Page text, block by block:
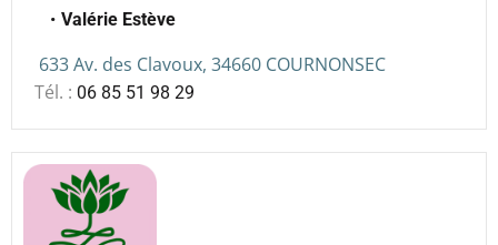
Valérie Estève
633 Av. des Clavoux, 34660 COURNONSEC
Tél. : 06 85 51 98 29